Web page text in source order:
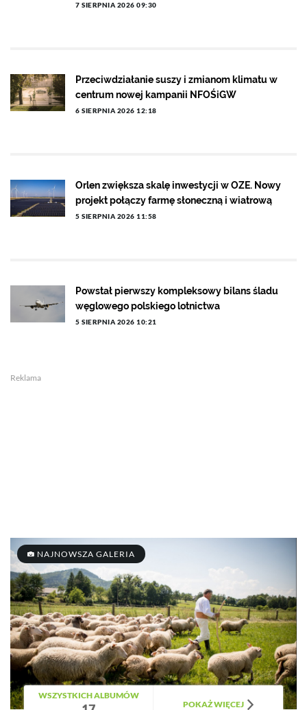
7 SIERPNIA 2026 09:30
Przeciwdziałanie suszy i zmianom klimatu w
centrum nowej kampanii NFOŚiGW
6 SIERPNIA 2026 12:18
Orlen zwiększa skalę inwestycji w OZE. Nowy
projekt połączy farmę słoneczną i wiatrową
5 SIERPNIA 2026 11:58
Powstał pierwszy kompleksowy bilans śladu
węglowego polskiego lotnictwa
5 SIERPNIA 2026 10:21
Reklama
NAJNOWSZA GALERIA
WSZYSTKICH ALBUMÓW
POKAŻ WIĘCEJ